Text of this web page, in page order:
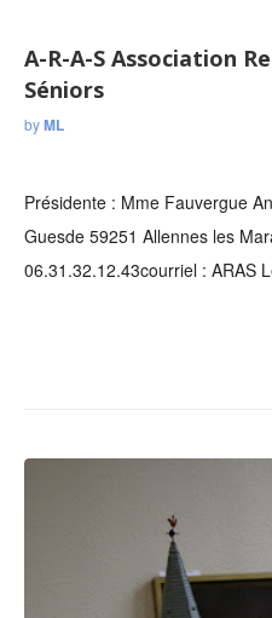
A-R-A-S Association
Séniors
byML
Présidente : Mme Fauvergue
Guesde 59251 Allennes les
06.31.32.12.43courriel : ARAS